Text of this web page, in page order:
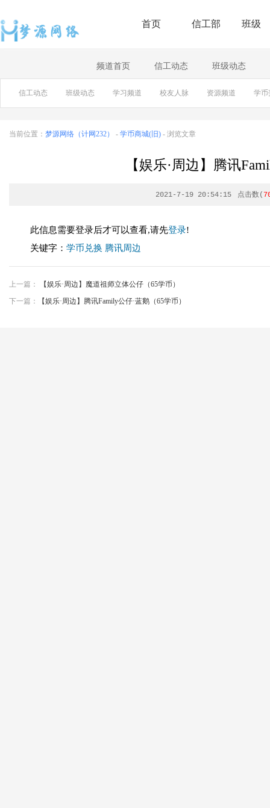
首页 信工部 班级
频道首页 信工动态 班级动态
信工动态 班级动态 学习频道 校友人脉 资源频道 学币
当前位置： 梦源网络（计网232） - 学币商城(旧) - 浏览文章
【娱乐·周边】腾讯
2021-7-19 20:54:15 点击数(
此信息需要登录后才可以查看,请先登录!
关键字： 学币兑换 腾讯周边
上一篇：
【娱乐·周边】魔道祖师立体公仔（65学币）
下一篇：
【娱乐·周边】腾讯Family公仔·蓝鹅（65学币）